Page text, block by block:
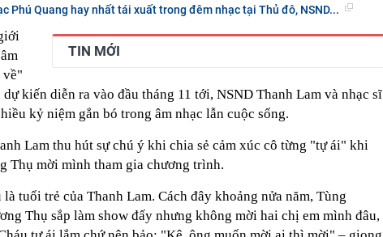
Phú Quang hay nhất tái xuất trong đêm nhạc tại Thủ đô, NSND...
TIN MỚI
về"
kiến diễn ra vào đầu tháng 11 tới, NSND Thanh Lam và nhạc sĩ
kỷ niệm gắn bó trong âm nhạc lẫn cuộc sống.
Lam thu hút sự chú ý khi chia sẻ cảm xúc cô từng "tự ái" khi
Thụ mời mình tham gia chương trình.
tuổi trẻ của Thanh Lam. Cách đây khoảng nửa năm, Tùng
Thụ sắp làm show đấy nhưng không mời hai chị em mình đâu,